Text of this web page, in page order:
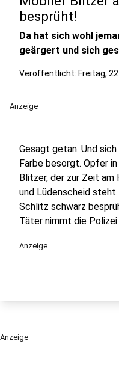
besprüht!
Da hat sich wohl
geärgert und sich
Veröffentlicht: Freitag,
Anzeige
Gesagt getan. Und
Farbe besorgt. Opfer
Blitzer, der zur Zeit am
und Lüdenscheid
Schlitz schwarz
Täter nimmt die
Anzeige
Anzeige